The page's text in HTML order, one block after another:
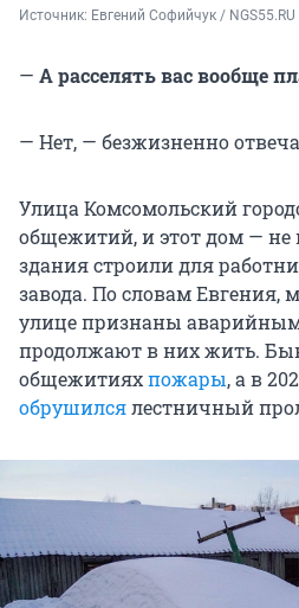
Источник: Евгений Софийчук / NGS55.RU
— А расселять вас вообще
— Нет, — безжизненно
Улица Комсомольский
общежитий, и этот дом — не
здания строили для
завода. По словам Евгения,
улице признаны
продолжают в них жить.
общежитияхпожары, а в
обрушилсялестничный